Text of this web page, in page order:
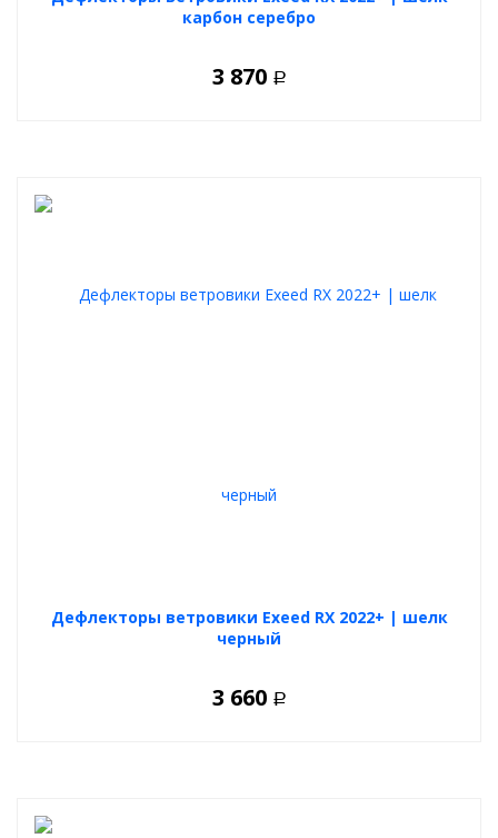
карбон серебро
3 870 Р
Дефлекторы ветровики Exeed RX 2022+ | шелк
черный
3 660 Р